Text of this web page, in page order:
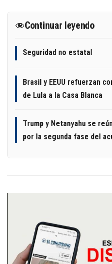
Continuar leyendo
Seguridad no estatal
Brasil y EEUU refuerzan
de Lula a la Casa Blanca
Trump y Netanyahu se
por la segunda fase del